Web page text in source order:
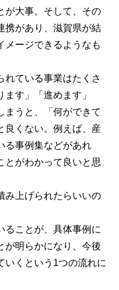
が大事。そして、その
携があり、滋賀県が結
メージできるようなも
れている事業はたくさ
す」「進めます」
まうと、「何ができて
良くない。例えば、産
る事例集などがあれ
とがわかって良いと思
み上げられたらいいの
ることが、具体事例に
が明らかになり、今後
いくという1つの流れに